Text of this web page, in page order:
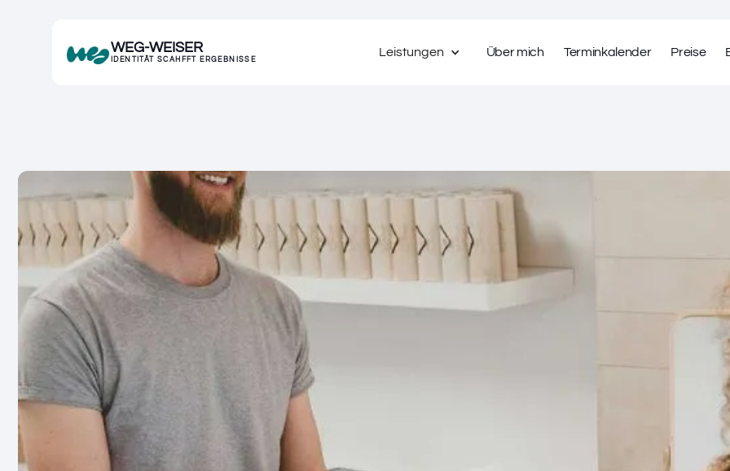
WEG-WEISER
IDENTITÄT SCAHFFT ERGEBNISSE
Leistungen Über mich Terminkalender Preise